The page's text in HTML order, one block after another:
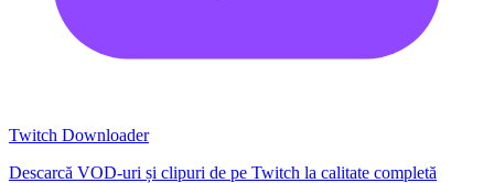
Twitch Downloader
Descarcă VOD-uri și clipuri de pe Twitch la calitate completă